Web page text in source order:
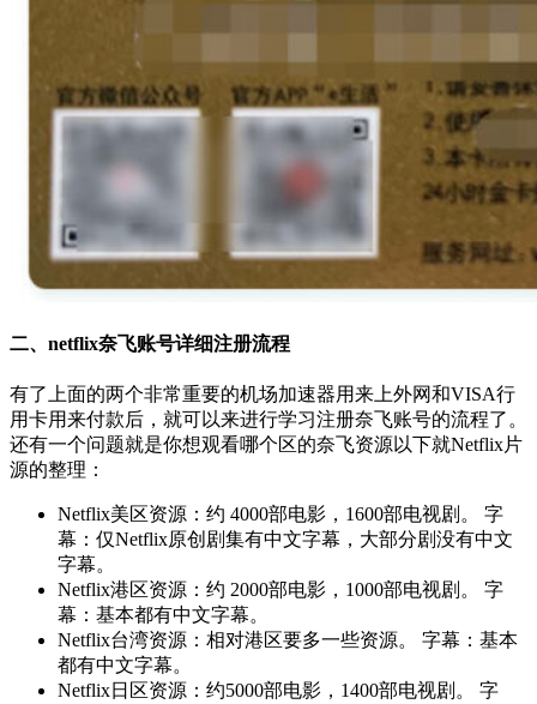
二、netflix奈飞账号详细注册流程
有了上面的两个非常重要的机场加速器用来上外网和VISA行
用卡用来付款后，就可以来进行学习注册奈飞账号的流程了。
还有一个问题就是你想观看哪个区的奈飞资源以下就Netflix片
源的整理：
Netflix美区资源：约 4000部电影，1600部电视剧。 字
幕：仅Netflix原创剧集有中文字幕，大部分剧没有中文
字幕。
Netflix港区资源：约 2000部电影，1000部电视剧。 字
幕：基本都有中文字幕。
Netflix台湾资源：相对港区要多一些资源。 字幕：基本
都有中文字幕。
Netflix日区资源：约5000部电影，1400部电视剧。 字